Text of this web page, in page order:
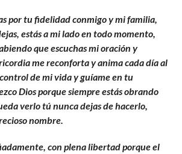
por tu fidelidad conmigo y mi familia,
estás a mi lado en todo momento,
que escuchas mi oración y
me reconforta y anima cada día al
de mi vida y guíame en tu
Dios porque siempre estás obrando
verlo tú nunca dejas de hacerlo,
nombre.
con plena libertad porque el